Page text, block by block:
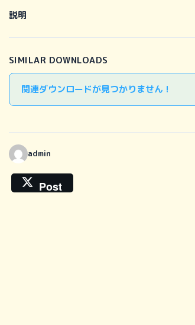
説明
SIMILAR DOWNLOADS
関連ダウンロードが見つかりません !
admin
Post